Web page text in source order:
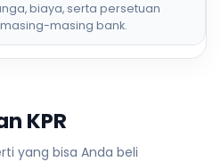
biaya, serta persetuan
masing bank.
KPR
yang bisa Anda beli